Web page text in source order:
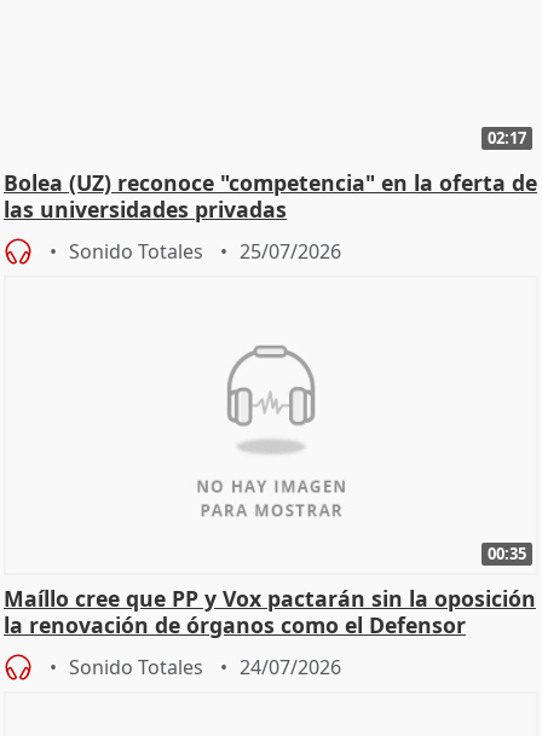
02:17
Bolea (UZ) reconoce "competencia" en la oferta de
las universidades privadas
Sonido Totales 25/07/2026
00:35
Maíllo cree que PP y Vox pactarán sin la oposición
la renovación de órganos como el Defensor
Sonido Totales 24/07/2026